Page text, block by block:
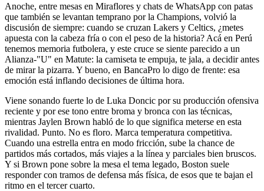
Anoche, entre mesas en Miraflores y chats de WhatsApp con patas
que también se levantan temprano por la Champions, volvió la
discusión de siempre: cuando se cruzan Lakers y Celtics, ¿metes
apuesta con la cabeza fría o con el peso de la historia? Acá en Perú
tenemos memoria futbolera, y este cruce se siente parecido a un
Alianza-"U" en Matute: la camiseta te empuja, te jala, a decidir antes
de mirar la pizarra. Y bueno, en BancaPro lo digo de frente: esa
emoción está inflando decisiones de última hora.
Viene sonando fuerte lo de Luka Doncic por su producción ofensiva
reciente y por ese tono entre broma y bronca con las técnicas,
mientras Jaylen Brown habló de lo que significa meterse en esta
rivalidad. Punto. No es floro. Marca temperatura competitiva.
Cuando una estrella entra en modo fricción, sube la chance de
partidos más cortados, más viajes a la línea y parciales bien bruscos.
Y si Brown pone sobre la mesa el tema legado, Boston suele
responder con tramos de defensa más física, de esos que te bajan el
ritmo en el tercer cuarto.